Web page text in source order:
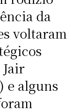
da
voltaram
e alguns